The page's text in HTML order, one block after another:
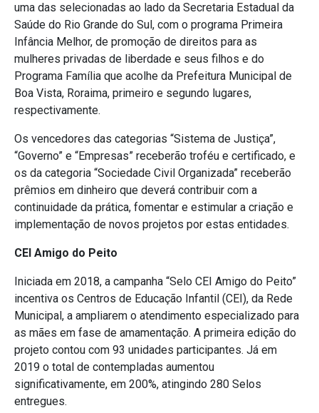
uma das selecionadas ao lado da Secretaria Estadual da
Saúde do Rio Grande do Sul, com o programa Primeira
Infância Melhor, de promoção de direitos para as
mulheres privadas de liberdade e seus filhos e do
Programa Família que acolhe da Prefeitura Municipal de
Boa Vista, Roraima, primeiro e segundo lugares,
respectivamente.
Os vencedores das categorias “Sistema de Justiça”,
“Governo” e “Empresas” receberão troféu e certificado, e
os da categoria “Sociedade Civil Organizada” receberão
prêmios em dinheiro que deverá contribuir com a
continuidade da prática, fomentar e estimular a criação e
implementação de novos projetos por estas entidades.
CEI Amigo do Peito
Iniciada em 2018, a campanha “Selo CEI Amigo do Peito”
incentiva os Centros de Educação Infantil (CEI), da Rede
Municipal, a ampliarem o atendimento especializado para
as mães em fase de amamentação. A primeira edição do
projeto contou com 93 unidades participantes. Já em
2019 o total de contempladas aumentou
significativamente, em 200%, atingindo 280 Selos
entregues.